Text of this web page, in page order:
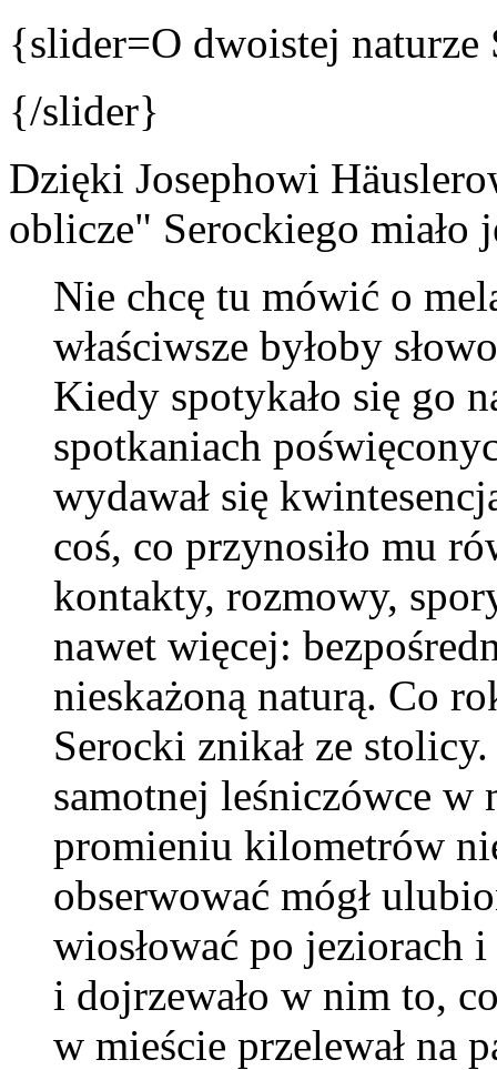
{slider=O dwoistej naturze
{/slider}
Dzięki Josephowi
oblicze" Serockiego miało
Nie chcę tu mówić o
właściwsze byłoby
Kiedy spotykało się go
spotkaniach
wydawał się
coś, co przynosiło mu
kontakty, rozmowy,
nawet więcej:
nieskażoną naturą. Co
Serocki znikał ze
samotnej leśniczówce w
promieniu kilometrów
obserwować mógł
wiosłować po jeziorach
i dojrzewało w nim to,
w mieście przelewał na